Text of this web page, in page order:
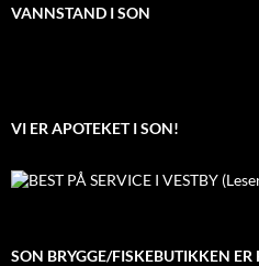
VANNSTAND I SON
VI ER APOTEKET I SON!
SON BRYGGE/FISKEBUTIKKEN